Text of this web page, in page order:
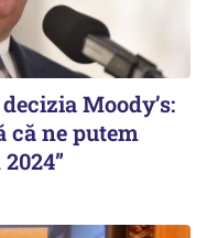
Moody’s:
că ne putem